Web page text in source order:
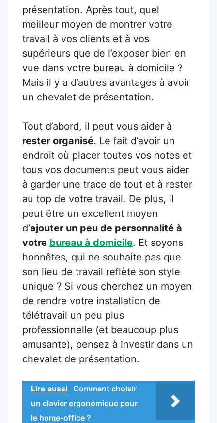
présentation. Après tout, quel
meilleur moyen de montrer votre
travail à vos clients et à vos
supérieurs que de l’exposer bien en
vue dans votre bureau à domicile ?
Mais il y a d’autres avantages à avoir
un chevalet de présentation.
Tout d’abord, il peut vous aider à
rester organisé. Le fait d’avoir un
endroit où placer toutes vos notes et
tous vos documents peut vous aider
à garder une trace de tout et à rester
au top de votre travail. De plus, il
peut être un excellent moyen
d’ajouter un peu de personnalité à
votre bureau à domicile. Et soyons
honnêtes, qui ne souhaite pas que
son lieu de travail reflète son style
unique ? Si vous cherchez un moyen
de rendre votre installation de
télétravail un peu plus
professionnelle (et beaucoup plus
amusante), pensez à investir dans un
chevalet de présentation.
Lire aussi
Comment choisir
un clavier ergonomique pour
le home-office ?